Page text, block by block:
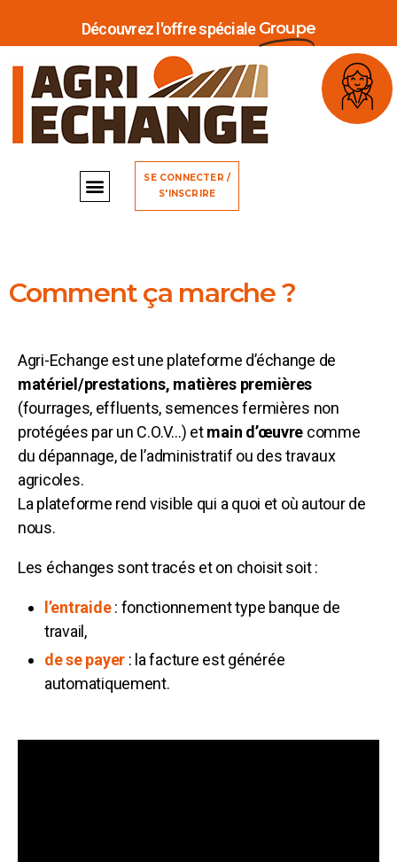
Découvrez l'offre spéciale Groupe
SE CONNECTER /
S'INSCRIRE
Comment ça marche ?
Agri-Echange est une plateforme d’échange de
matériel/prestations, matières premières
(fourrages, effluents, semences fermières non
protégées par un C.O.V…) etmain d’œuvre comme
du dépannage, de l’administratif ou des travaux
agricoles.
La plateforme rend visible qui a quoi et où autour de
nous.
Les échanges sont tracés et on choisit soit :
l’entraide: fonctionnement type banque de
travail,
de se payer : la facture est générée
automatiquement.